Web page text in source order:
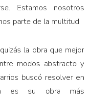
Estamos nosotros
parte de la multitud.
la obra que mejor
modos abstracto y
buscó resolver en
es su obra más